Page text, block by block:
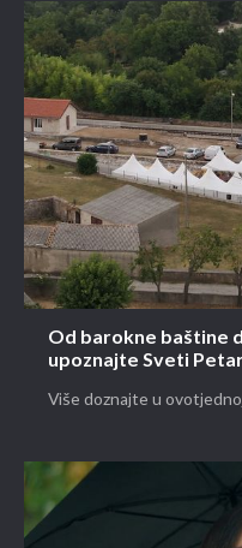
Od barokne baštine
upoznajte Sveti
Više doznajte u